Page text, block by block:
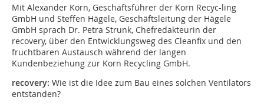
Mit Alexander Korn, Geschäftsführer der Korn Recyc-ling
GmbH und Steffen Hägele, Geschäftsleitung der Hägele
GmbH sprach Dr. Petra Strunk, Chefredakteurin der
recovery, über den Entwicklungsweg des Cleanfix und den
fruchtbaren Austausch während der langen
Kundenbeziehung zur Korn Recycling GmbH.
recovery: Wie ist die Idee zum Bau eines solchen Ventilators
entstanden?